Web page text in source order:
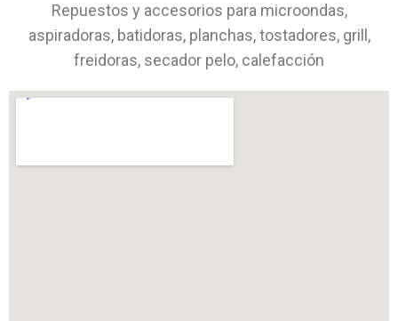
Repuestos y accesorios para microondas,
aspiradoras, batidoras, planchas, tostadores, grill,
freidoras, secador pelo, calefacción